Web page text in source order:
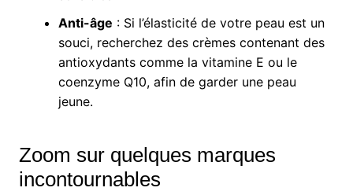
Anti-âge : Si l’élasticité de votre peau est un
souci, recherchez des crèmes contenant des
antioxydants comme la vitamine E ou le
coenzyme Q10, afin de garder une peau
jeune.
Zoom sur quelques marques
incontournables